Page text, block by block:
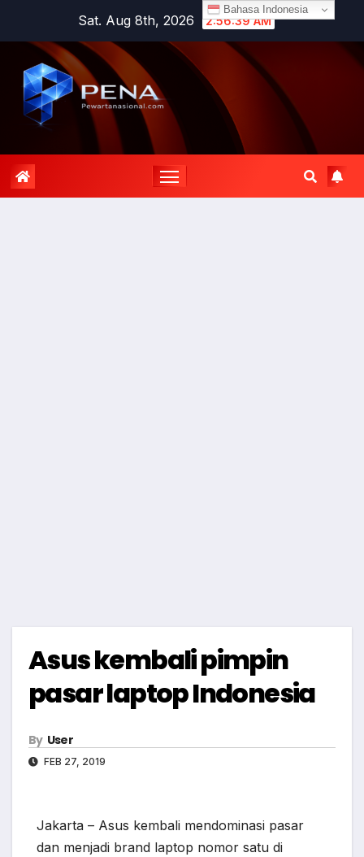
Sat. Aug 8th, 2026 2:56:40 AM
Asus kembali pimpin
pasar laptop Indonesia
By User
FEB 27, 2019
Jakarta – Asus kembali mendominasi pasar
dan menjadi brand laptop nomor satu di
Bahasa Indonesia